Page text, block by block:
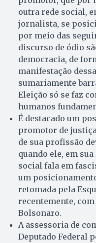
outra rede social,
jornalista, se
por meio das
discurso de ódio
democracia, de
manifestação
sumariamente
Eleição só se faz
humanos
É destacado um
promotor de
de sua profissão
quando ele, em
social fala em
um
retomada pela
recentemente,
Bolsonaro.
A assessoria de
Deputado Federal